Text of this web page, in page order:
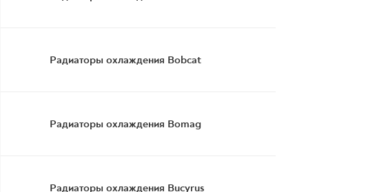
Радиаторы охлаждения Bobcat
Радиаторы охлаждения Bomag
Радиаторы охлаждения Bucyrus